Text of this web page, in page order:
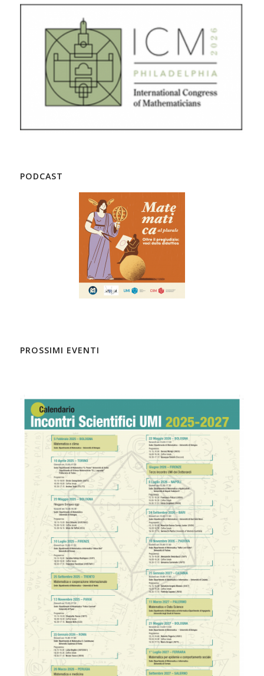
PODCAST
PROSSIMI EVENTI